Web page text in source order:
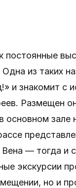
постоянные
из таких
и знакомит c
Размещен
основном зале
Вена — тогда и
экскурсии
но и